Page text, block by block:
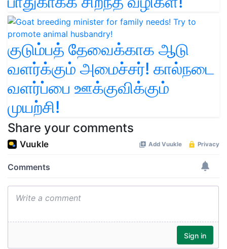
குடும்பத் தேவைக்காக ஆடு
வளர்க்கும் அமைச்சர்! கால்நடை
வளர்ப்பை ஊக்குவிக்கும்
முயற்சி!
Share your comments